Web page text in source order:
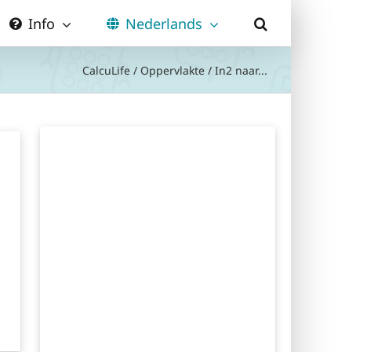
Info Nederlands
CalcuLife / Oppervlakte / In2 naar...